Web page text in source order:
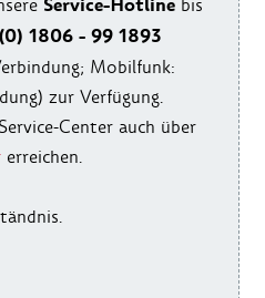
Service-Hotline bis
1806 - 99 1893
Mobilfunk:
zur Verfügung.
Center auch über
erreichen.